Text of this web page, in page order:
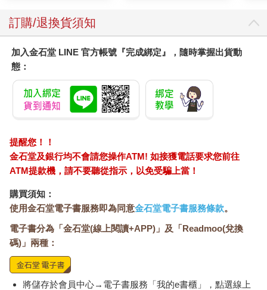
訂購/退換貨須知
加入金石堂 LINE 官方帳號『完成綁定』，隨時掌握出貨動
態：
提醒您！！
金石堂及銀行均不會請您操作ATM! 如接獲電話要求您前往
ATM提款機，請不要聽從指示，以免受騙上當！
購買須知：
使用金石堂電子書服務即為同意金石堂電子書服務條款。
電子書分為「金石堂(線上閱讀+APP)」及「Readmoo(兌換
碼)」兩種：
將儲存於會員中心→電子書服務「我的e書櫃」，點選線上